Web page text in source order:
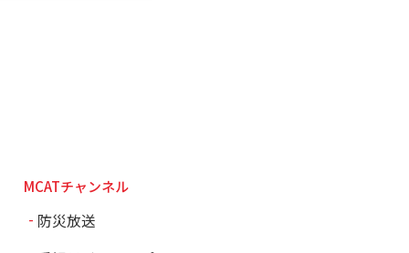
MCATチャンネル
防災放送